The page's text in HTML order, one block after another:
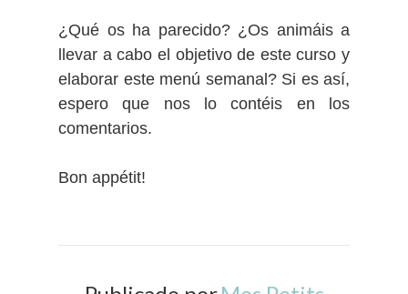
¿Qué os ha parecido? ¿Os animáis a
llevar a cabo el objetivo de este curso y
elaborar este menú semanal? Si es así,
espero que nos lo contéis en los
comentarios.
Bon appétit!